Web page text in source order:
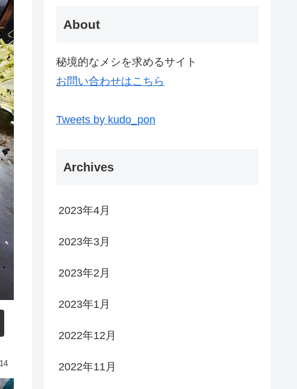
About
秘境的なメシを求めるサイト
お問い合わせはこちら
Tweets by kudo_pon
Archives
2023年4月
2023年3月
2023年2月
2023年1月
2022年12月
2022年11月